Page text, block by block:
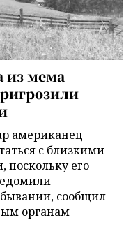
из мема
американец
с близкими
поскольку его
сообщил
органам